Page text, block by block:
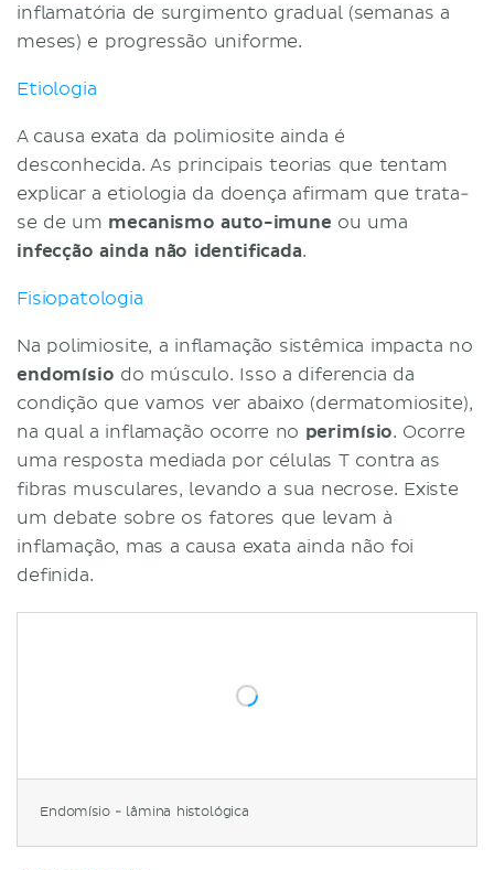
inflamatória de surgimento gradual (semanas a
meses) e progressão uniforme.
Etiologia
A causa exata da polimiosite ainda é
desconhecida. As principais teorias que tentam
explicar a etiologia da doença afirmam que trata-
se de um mecanismo auto-imune ou uma
infecção ainda não identificada.
Fisiopatologia
Na polimiosite, a inflamação sistêmica impacta no
endomísio do músculo. Isso a diferencia da
condição que vamos ver abaixo (dermatomiosite),
na qual a inflamação ocorre no perimísio. Ocorre
uma resposta mediada por células T contra as
fibras musculares, levando a sua necrose. Existe
um debate sobre os fatores que levam à
inflamação, mas a causa exata ainda não foi
definida.
Endomísio - lâmina histológica